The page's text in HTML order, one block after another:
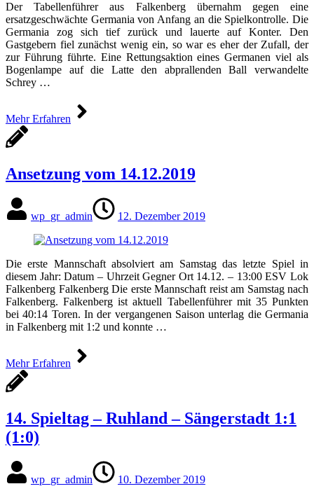
Der Tabellenführer aus Falkenberg übernahm gegen eine
ersatzgeschwächte Germania von Anfang an die Spielkontrolle. Die
Germania zog sich tief zurück und lauerte auf Konter. Den
Gastgebern fiel zunächst wenig ein, so war es eher der Zufall, der
zur Führung führte. Eine Rettungsaktion eines Germanen viel als
Bogenlampe auf die Latte den abprallenden Ball verwandelte
Schrey …
Mehr Erfahren
Ansetzung vom 14.12.2019
wp_gr_admin 12. Dezember 2019
Die erste Mannschaft absolviert am Samstag das letzte Spiel in
diesem Jahr: Datum – Uhrzeit Gegner Ort 14.12. – 13:00 ESV Lok
Falkenberg Falkenberg Die erste Mannschaft reist am Samstag nach
Falkenberg. Falkenberg ist aktuell Tabellenführer mit 35 Punkten
bei 40:14 Toren. In der vergangenen Saison unterlag die Germania
in Falkenberg mit 1:2 und konnte …
Mehr Erfahren
14. Spieltag – Ruhland – Sängerstadt 1:1
(1:0)
wp_gr_admin 10. Dezember 2019